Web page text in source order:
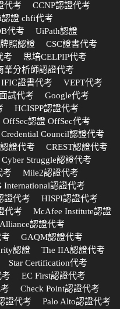
代考
CCNP認證代考
證 chfi代考
代考
UiPath認證
照認證
CSC證書代考
考
思培CELPIP代考
業分析師認證代考
IFIC證書代考
VEPT代考
試代考
Google代考
HCISPP認證代考
OffSec認證 OffSec代考
Council認證代考
證代考
CREST認證代考
Cyber Struggle認證代考
考
Mile2認證代考
International認證代考
證代考
HISPI認證代考
代考
McAfee Institute認證
認證代考
GAQM認證代考
認證
The IIA認證代考
Star Certification代考
考
EC First認證代考
Check Point認證代考
證代考
Palo Alto認證代考